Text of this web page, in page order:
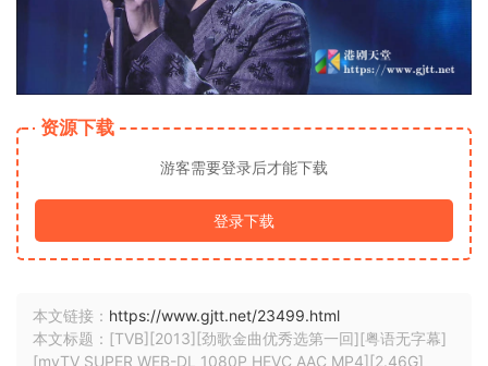
资源下载
游客需要登录后才能下载
登录下载
本文链接： https://www.gjtt.net/23499.html
本文标题：[TVB][2013][劲歌金曲优秀选第一回][粤语无字幕]
[myTV SUPER WEB-DL 1080P HEVC AAC MP4][2.46G]